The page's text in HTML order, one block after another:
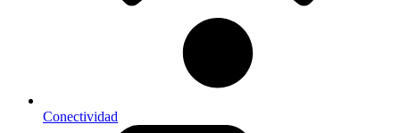
Conectividad